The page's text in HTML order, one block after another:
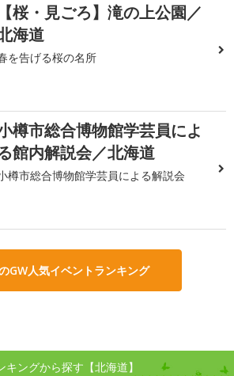
【桜・見ごろ】滝の上公園／
海道
を告げる桜の名所
樽市総合博物館学芸員によ
館内解説会／北海道
樽市総合博物館学芸員による解説会
GW人気イベントランキング
ングから探す【北海道】